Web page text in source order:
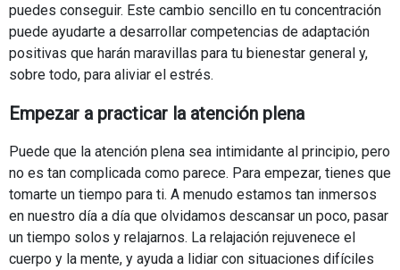
puedes conseguir. Este cambio sencillo en tu concentración
puede ayudarte a desarrollar competencias de adaptación
positivas que harán maravillas para tu bienestar general y,
sobre todo, para aliviar el estrés.
Empezar a practicar la atención plena
Puede que la atención plena sea intimidante al principio, pero
no es tan complicada como parece. Para empezar, tienes que
tomarte un tiempo para ti. A menudo estamos tan inmersos
en nuestro día a día que olvidamos descansar un poco, pasar
un tiempo solos y relajarnos. La relajación rejuvenece el
cuerpo y la mente, y ayuda a lidiar con situaciones difíciles